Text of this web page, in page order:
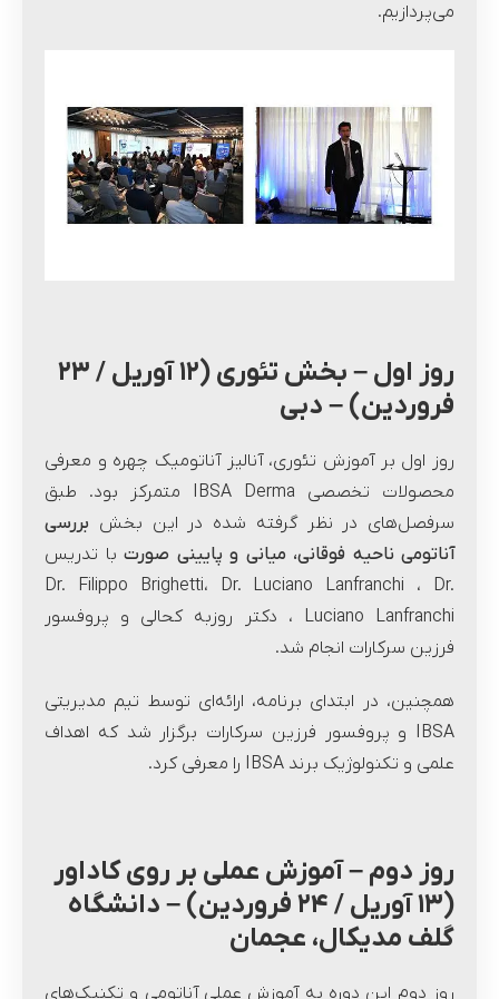
می‌پردازیم.
روز اول – بخش تئوری (۱۲ آوریل / ۲۳
فروردین) – دبی
روز اول بر آموزش تئوری، آنالیز آناتومیک چهره و معرفی
محصولات تخصصی IBSA Derma متمرکز بود. طبق
سرفصل‌های در نظر گرفته شده در این بخش بررسی
آناتومی ناحیه فوقانی، میانی و پایینی صورت با تدریس
Dr. Filippo Brighetti، Dr. Luciano Lanfranchi ، Dr.
Luciano Lanfranchi ، دکتر روزبه کحالی و پروفسور
فرزین سرکارات انجام شد.
همچنین، در ابتدای برنامه، ارائه‌ای توسط تیم مدیریتی
IBSA و پروفسور فرزین سرکارات برگزار شد که اهداف
علمی و تکنولوژیک برند IBSA را معرفی کرد.
روز دوم – آموزش عملی بر روی کاداور
(۱۳ آوریل / ۲۴ فروردین) – دانشگاه
گلف مدیکال، عجمان
روز دوم این دوره به آموزش عملی آناتومی و تکنیک‌های